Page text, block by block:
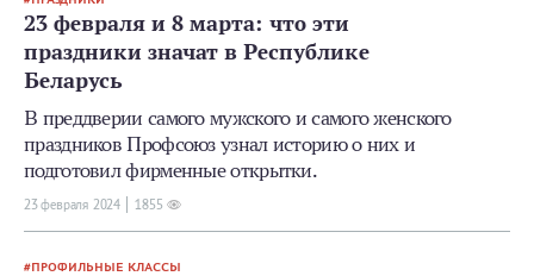
23 февраля и 8 марта: что эти
праздники значат в Республике
Беларусь
В преддверии самого мужского и самого женского
праздников Профсоюз узнал историю о них и
подготовил фирменные открытки.
23 февраля 2024 1855
ПРОФИЛЬНЫЕ КЛАССЫ